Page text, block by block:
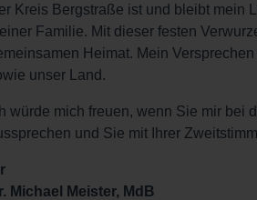
Kreis Bergstraße ist und bleibt mein
Familie. Mit dieser festen
Heimat. Mein
unser Land.
würde mich freuen, wenn Sie mir bei
und Sie mit Ihrer
Michael Meister, MdB